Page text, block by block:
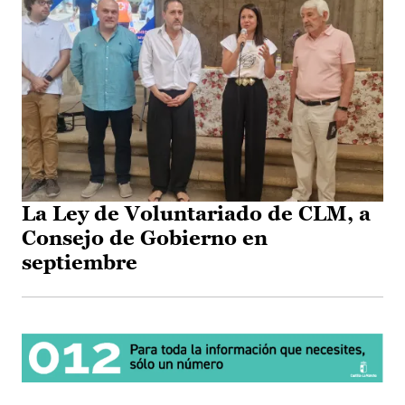
La Ley de Voluntariado de CLM, a
Consejo de Gobierno en
septiembre